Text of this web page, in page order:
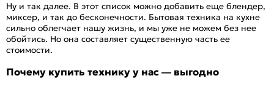
Ну и так далее. В этот список можно добавить еще блендер,
миксер, и так до бесконечности. Бытовая техника на кухне
сильно облегчает нашу жизнь, и мы уже не можем без нее
обойтись. Но она составляет существенную часть ее
стоимости.
Почему купить технику у нас — выгодно